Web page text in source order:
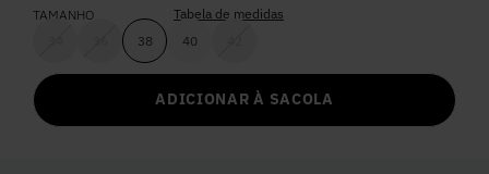
TAMANHO
38 40
Tabela de medidas
ADICIONAR À SACOLA
2º Roupas